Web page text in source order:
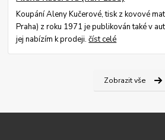
Koupání Aleny Kučerové, tisk z kovové
Praha) z roku 1971 je publikován také v
jej nabízím k prodeji.číst celé
Zobrazit vše